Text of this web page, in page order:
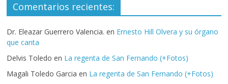
Comentarios recientes:
Dr. Eleazar Guerrero Valencia. en Ernesto Hill Olvera y su órgano
que canta
Delvis Toledo en La regenta de San Fernando (+Fotos)
Magali Toledo Garcia en La regenta de San Fernando (+Fotos)